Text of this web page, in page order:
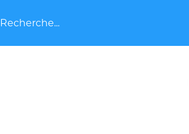
Recherche...